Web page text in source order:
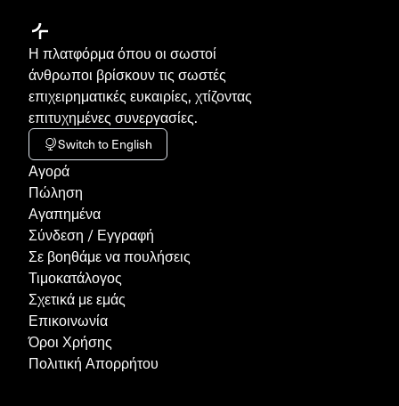
Η πλατφόρμα όπου οι σωστοί
άνθρωποι βρίσκουν τις σωστές
επιχειρηματικές ευκαιρίες, χτίζοντας
επιτυχημένες συνεργασίες.
Switch to English
Aγορά
Πώληση
Αγαπημένα
Σύνδεση / Εγγραφή
Σε βοηθάμε να πουλήσεις
Τιμοκατάλογος
Σχετικά με εμάς
Επικοινωνία
Όροι Χρήσης
Πολιτική Απορρήτου